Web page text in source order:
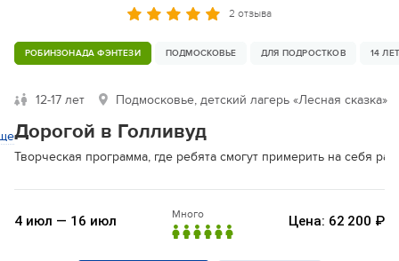
2 отзыва
РОБИНЗОНАДА ФЭНТЕЗИ ПОДМОСКОВЬЕ ДЛЯ ПОДРОСТКОВ 14
12-17 лет Подмосковье, детский лагерь «Лесная сказка»
Дорогой в Голливуд
Творческая программа, где ребята смогут примерить на себя
4 июл — 16 июл Много Цена: 62 200 ₽